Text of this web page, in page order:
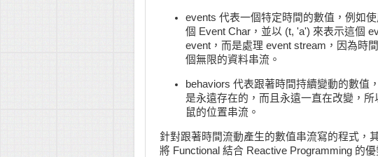
events 代表一個特定時間的數值，例如
個 Event Char，並以 (t, 'a') 來表示這個
event，而是處理 event stream，因為時
個無限的資料串流。
behaviors 代表跟著時間持續變動的數值
是永遠存在的，而且永遠一直在改變，
鼠的位置串流。
針對跟著時間流動產生的數值串流寫的程式，
將 Functional 結合 Reactive Programming 的